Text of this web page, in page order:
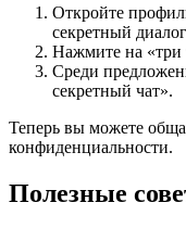
Откройте
секретный
Нажмите на «три
Среди
секретный чат».
Теперь вы можете
конфиденциальности.
Полезные